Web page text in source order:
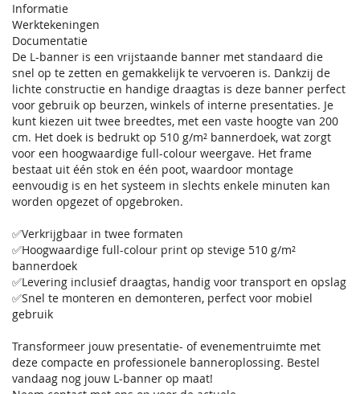
Informatie
Werktekeningen
Documentatie
De L-banner is een vrijstaande banner met standaard die
snel op te zetten en gemakkelijk te vervoeren is. Dankzij de
lichte constructie en handige draagtas is deze banner perfect
voor gebruik op beurzen, winkels of interne presentaties. Je
kunt kiezen uit twee breedtes, met een vaste hoogte van 200
cm. Het doek is bedrukt op 510 g/m² bannerdoek, wat zorgt
voor een hoogwaardige full-colour weergave. Het frame
bestaat uit één stok en één poot, waardoor montage
eenvoudig is en het systeem in slechts enkele minuten kan
worden opgezet of opgebroken.
✅Verkrijgbaar in twee formaten
✅Hoogwaardige full-colour print op stevige 510 g/m²
bannerdoek
✅Levering inclusief draagtas, handig voor transport en opslag
✅Snel te monteren en demonteren, perfect voor mobiel
gebruik
Transformeer jouw presentatie- of evenementruimte met
deze compacte en professionele banneroplossing. Bestel
vandaag nog jouw L-banner op maat!